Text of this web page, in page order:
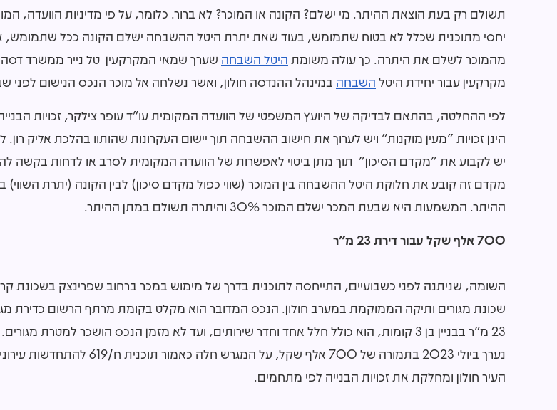
תשולם רק בעת הוצאת ההיתר. מי ישלם? הקונה או המוכר? לא ברור. כלומר, על פי מדיניות הוועדה,
יחסי מתוכנית שכלל לא בטוח שתמומש, בעוד שאת יתרת היטל ההשבחה ישלם הקונה ככל שתמומש,
מהמוכר לשלם את היתרה. כך עולה משומת היטל השבחה שערך שמאי המקרקעין טל נייר ממשרד
מקרקעין עבור יחידת היטל השבחה במינהל ההנדסה חולון, ואשר נשלחה אל מוכר הנכס הנישום לפני
לפי ההחלטה, בהתאם לבדיקה של היועץ המשפטי של הוועדה המקומית עו"ד עופר צילקר, זכויות
הינן זכויות "מעין מוקנות" ויש לערוך את חישוב ההשבחה תוך יישום העקרונות שהותוו בהלכת אליק רון.
יש לקבוע את "מקדם הסיכון" תוך מתן ביטוי לאפשרות של הוועדה המקומית לסרב או לדחות בקשה
מקדם זה קובע את חלוקת היטל ההשבחה בין המוכר (שווי כפול מקדם סיכון) לבין הקונה (יתרת
ההיתר. המשמעות היא שבעת המכר ישלם המוכר 30% והיתרה תשולם במתן ההיתר.
700 אלף שקל עבור דירת 23 מ"ר
השומה, שניתנה לפני כשבועיים, התייחסה לתוכנית בדרך של מימוש במכר ברחוב שפרינצק בשכונת
שכונת מגורים ותיקה הממוקמת במערב חולון. הנכס המדובר הוא מקלט בקומת מרתף הרשום כדירת
23 מ"ר בבניין בן 3 קומות, הוא כולל חלל אחד וחדר שירותים, ועד לא מזמן הנכס הושכר למטרת
נערך ביולי 2023 בתמורה של 700 אלף שקל, על המגרש
העיר חולון ומחלקת את זכויות הבנייה לפי מתחמים.